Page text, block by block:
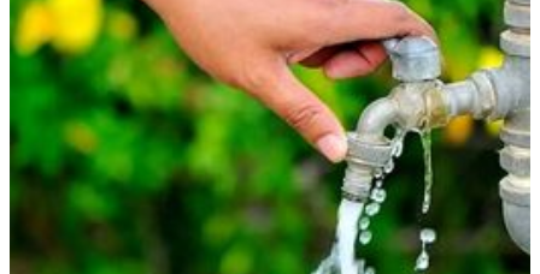
انرژی
بانک،
بورس
اقتصاد